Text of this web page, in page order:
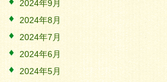
2024年9月
2024年8月
2024年7月
2024年6月
2024年5月